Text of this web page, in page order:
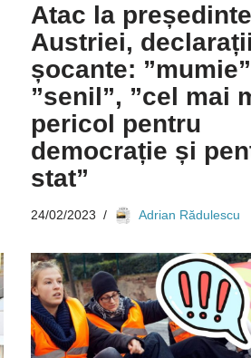
Atac la
Austriei, declarații
șocante:
”senil”, ”cel mai
pericol pentru
democrație și
stat”
24/02/2023 Adrian Rădulescu